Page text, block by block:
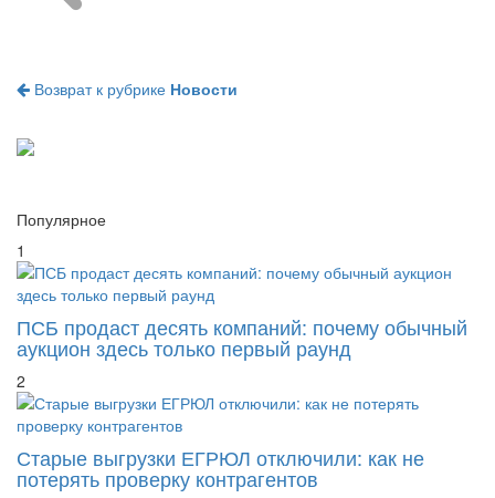
1
ПСБ продаст десять компаний: почему обычный
аукцион здесь только первый раунд
2
Старые выгрузки ЕГРЮЛ отключили: как не
потерять проверку контрагентов
3